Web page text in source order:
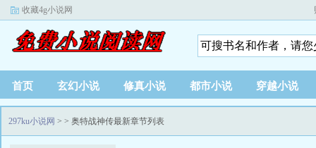
收藏4g小说网
首页 玄幻小说 修真小说 都市小说 穿越小说
297ku小说网 > > 奥特战神传最新章节列表